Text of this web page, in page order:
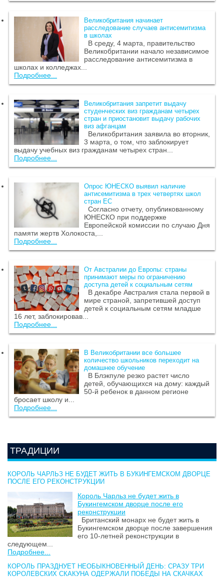
Великобритания начинает
расследование случаев антисемитизма
в школах
В среду, 4 марта, правительство
Великобритании начало независимое
расследование антисемитизма в
школах и колледжах...
Подробнее...
Великобритания запретит выдачу
студенческих виз гражданам четырех
стран и приостановит выдачу рабочих
виз афганцам
Великобритания заявила во вторник,
3 марта, о том, что заблокирует
выдачу учебных виз гражданам четырех стран...
Подробнее...
Опрос ЮНЕСКО выявил наличие
антисемитизма в трех четвертях школ
стран ЕС
Согласно отчету, опубликованному
ЮНЕСКО при поддержке
Европейской комиссии по случаю Дня
памяти жертв Холокоста,...
Подробнее...
От Австралии до Европы: страны
принимают меры по ограничению
доступа детей к социальным сетям
В декабре Австралия стала первой в
мире страной, запретившей доступ
детей к социальным сетям младше
16 лет, заблокировав...
Подробнее...
В Великобритании все большее
количество школьников переходит на
домашнее обучение
В Блэкпуле резко растет число
детей, обучающихся на дому: каждый
50-й ребенок в данном регионе
бросает школу и...
Подробнее...
ТРАДИЦИИ
КОРОЛЬ ЧАРЛЬЗ НЕ БУДЕТ ЖИТЬ В БУКИНГЕМСКОМ ДВОРЦЕ
ПОСЛЕ ЕГО РЕКОНСТРУКЦИИ
Король Чарльз не будет жить в
Букингемском дворце после его
реконструкции
Британский монарх не будет жить в
Букингемском дворце после завершения
его 10-летней реконструкции в
следующем...
Подробнее...
КОРОЛЬ ПРАЗДНУЕТ НЕОБЫКНОВЕННЫЙ ДЕНЬ: СРАЗУ ТРИ
КОРОЛЕВСКИХ СКАКУНА ОДЕРЖАЛИ ПОБЕДЫ НА СКАЧКАХ